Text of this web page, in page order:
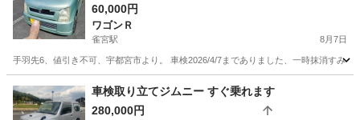
60,000円
ワゴンＲ
雀宮駅 8月7日
手羽先6、値引き不可、宇都宮市より。 車検2026/4/7までありました、一時抹消すみ
栃木 宇都宮市 雀宮駅 ワゴンＲ ワゴンR
車検取り立てジムニー すぐ乗れます
280,000円